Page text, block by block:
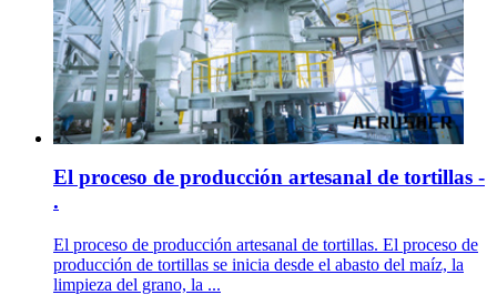
El proceso de producción artesanal de tortillas -
.
El proceso de producción artesanal de tortillas. El proceso de
producción de tortillas se inicia desde el abasto del maíz, la
limpieza del grano, la ...